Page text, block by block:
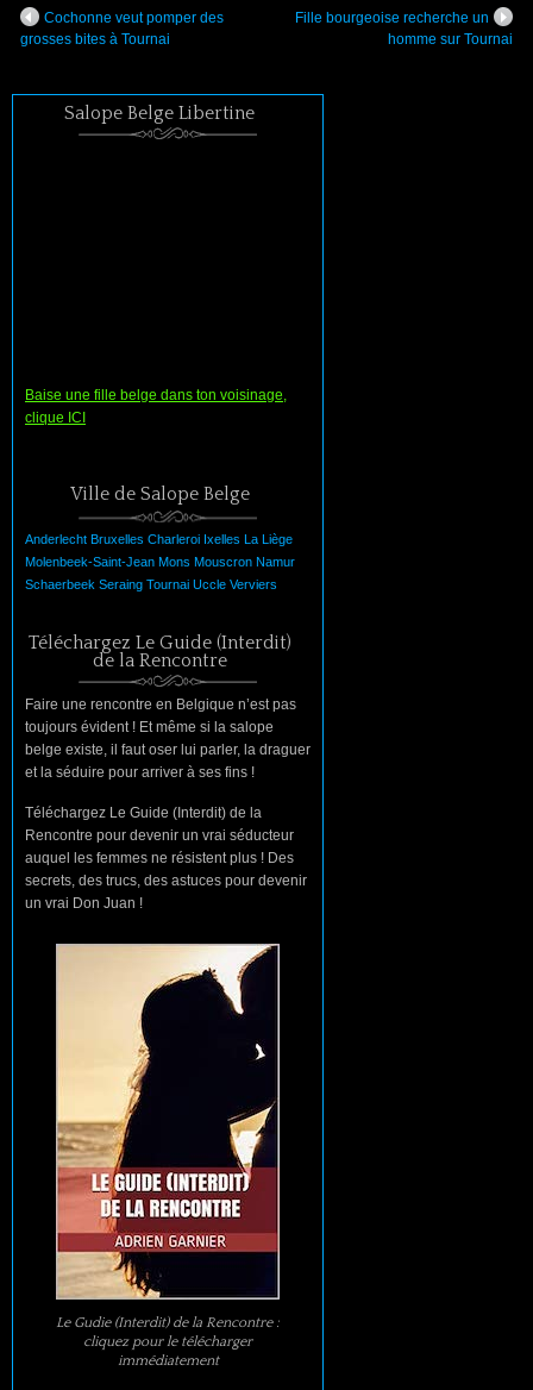
Cochonne veut pomper des
grosses bites à Tournai
Fille bourgeoise recherche un
homme sur Tournai
Salope Belge Libertine
Baise une fille belge dans ton voisinage,
clique ICI
Ville de Salope Belge
Anderlecht Bruxelles Charleroi Ixelles La Liège
Molenbeek-Saint-Jean Mons Mouscron Namur
Schaerbeek Seraing Tournai Uccle Verviers
Téléchargez Le Guide (Interdit)
de la Rencontre
Faire une rencontre en Belgique n’est pas
toujours évident ! Et même si la salope
belge existe, il faut oser lui parler, la draguer
et la séduire pour arriver à ses fins !
Téléchargez Le Guide (Interdit) de la
Rencontre pour devenir un vrai séducteur
auquel les femmes ne résistent plus ! Des
secrets, des trucs, des astuces pour devenir
un vrai Don Juan !
Le Gudie (Interdit) de la Rencontre :
cliquez pour le télécharger
immédiatement